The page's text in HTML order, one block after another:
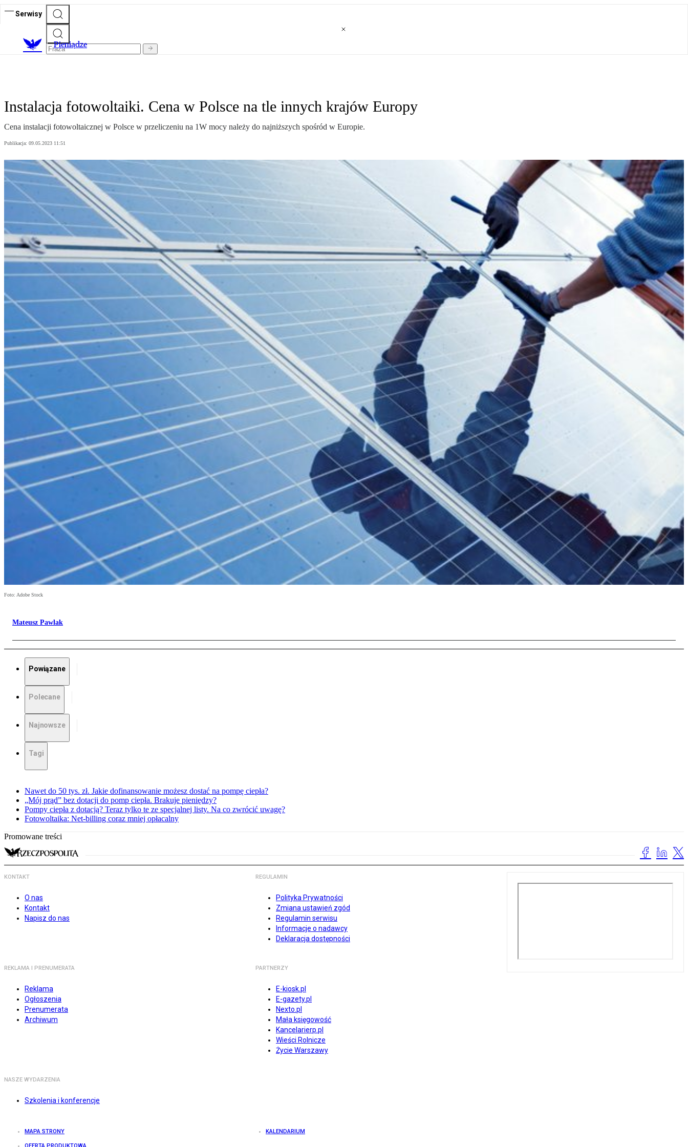
Serwisy
Pieniądze
Instalacja fotowoltaiki. Cena w Polsce na tle innych krajów Europy
Cena instalacji fotowoltaicznej w Polsce w przeliczeniu na 1W mocy należy do najniższych spośród w Europie.
Publikacja: 09.05.2023 11:51
Foto: Adobe Stock
Mateusz Pawlak
Powiązane
Polecane
Najnowsze
Tagi
Nawet do 50 tys. zł. Jakie dofinansowanie możesz dostać na pompę ciepła?
„Mój prąd” bez dotacji do pomp ciepła. Brakuje pieniędzy?
Pompy ciepła z dotacją? Teraz tylko te ze specjalnej listy. Na co zwrócić uwagę?
Fotowoltaika: Net-billing coraz mniej opłacalny
Promowane treści
KONTAKT
O nas
Kontakt
Napisz do nas
REGULAMIN
Polityka Prywatności
Zmiana ustawień zgód
Regulamin serwisu
Informacje o nadawcy
Deklaracja dostępności
REKLAMA I PRENUMERATA
Reklama
Ogłoszenia
Prenumerata
Archiwum
PARTNERZY
E-kiosk.pl
E-gazety.pl
Nexto.pl
Mała księgowość
Kancelarierp.pl
Wieści Rolnicze
Życie Warszawy
NASZE WYDARZENIA
Szkolenia i konferencje
MAPA STRONY KALENDARIUM